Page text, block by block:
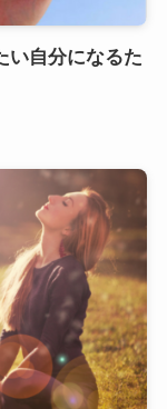
い自分になるた